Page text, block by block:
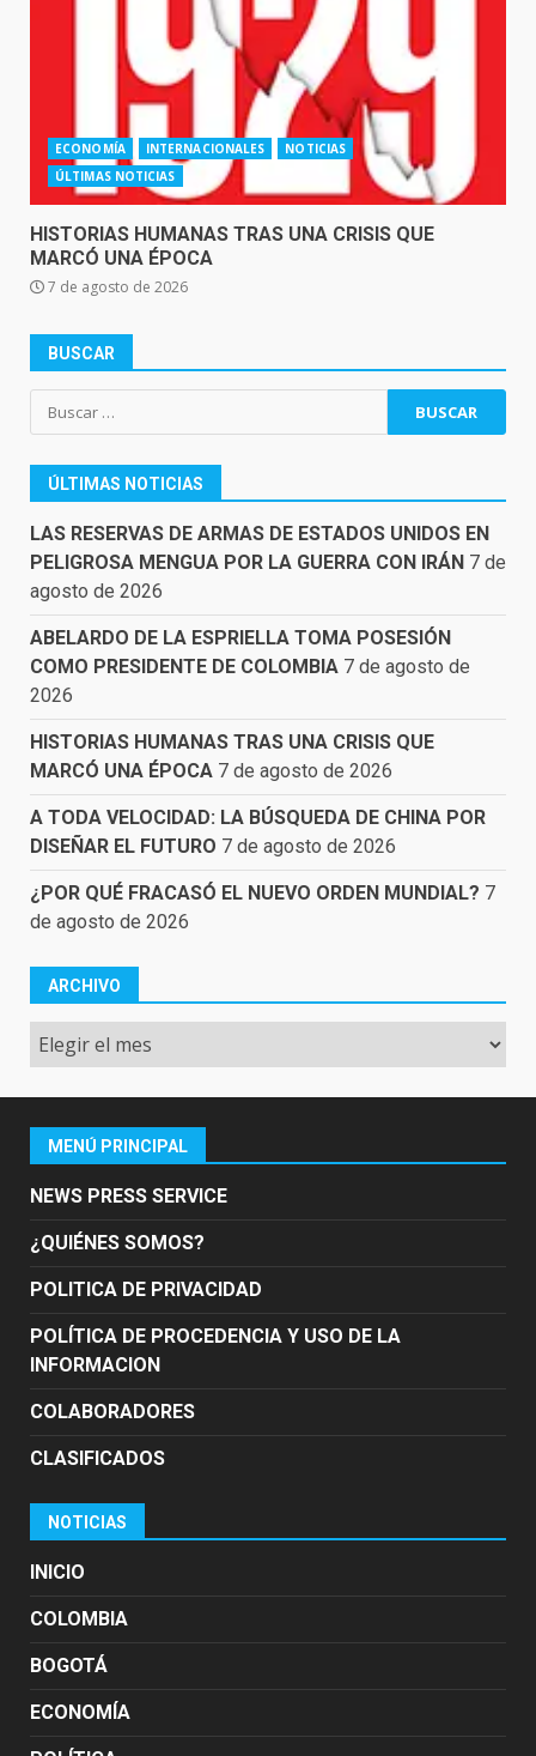
ECONOMÍA INTERNACIONALES
NOTICIAS
ÚLTIMAS NOTICIAS
HISTORIAS HUMANAS TRAS UNA CRISIS QUE
MARCÓ UNA ÉPOCA
7 de agosto de 2026
BUSCAR
Buscar:
ÚLTIMAS NOTICIAS
LAS RESERVAS DE ARMAS DE ESTADOS UNIDOS EN
PELIGROSA MENGUA POR LA GUERRA CON IRÁN 7 de
agosto de 2026
ABELARDO DE LA ESPRIELLA TOMA POSESIÓN
COMO PRESIDENTE DE COLOMBIA 7 de agosto de
2026
HISTORIAS HUMANAS TRAS UNA CRISIS QUE
MARCÓ UNA ÉPOCA 7 de agosto de 2026
A TODA VELOCIDAD: LA BÚSQUEDA DE CHINA POR
DISEÑAR EL FUTURO 7 de agosto de 2026
¿POR QUÉ FRACASÓ EL NUEVO ORDEN MUNDIAL? 7
de agosto de 2026
ARCHIVO
Archivo
MENÚ PRINCIPAL
NEWS PRESS SERVICE
¿QUIÉNES SOMOS?
POLITICA DE PRIVACIDAD
POLÍTICA DE PROCEDENCIA Y USO DE LA
INFORMACION
COLABORADORES
CLASIFICADOS
NOTICIAS
INICIO
COLOMBIA
BOGOTÁ
ECONOMÍA